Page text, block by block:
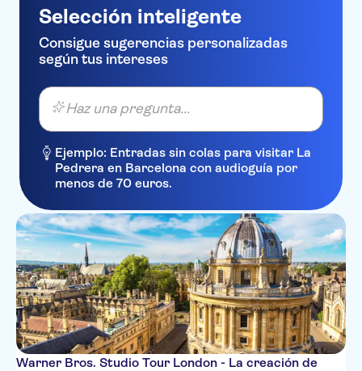
Selección inteligente
Consigue sugerencias personalizadas
según tus intereses
Haz una pregunta...
Ejemplo: Entradas sin colas para visitar La
Pedrera en Barcelona con audioguía por
menos de 70 euros.
Warner Bros. Studio Tour London - La creación de